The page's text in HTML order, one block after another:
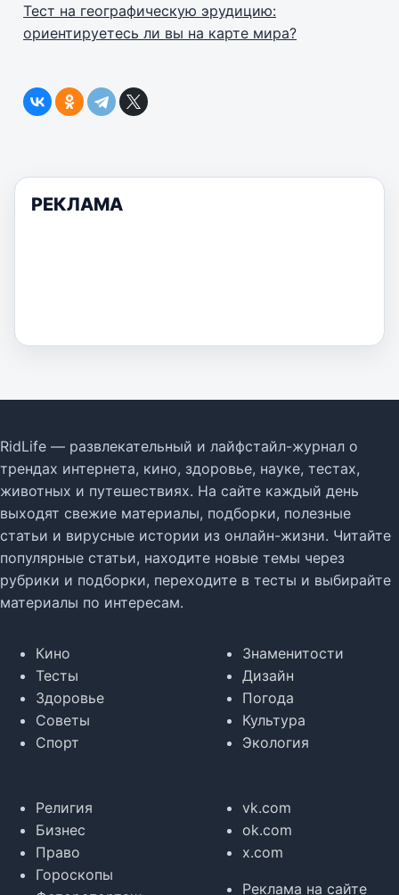
Тест на географическую эрудицию:
ориентируетесь ли вы на карте мира?
РЕКЛАМА
RidLife — развлекательный и лайфстайл-журнал о
трендах интернета, кино, здоровье, науке, тестах,
животных и путешествиях. На сайте каждый день
выходят свежие материалы, подборки, полезные
статьи и вирусные истории из онлайн-жизни. Читайте
популярные статьи, находите новые темы через
рубрики и подборки, переходите в тесты и выбирайте
материалы по интересам.
Кино
Тесты
Здоровье
Советы
Спорт
Знаменитости
Дизайн
Погода
Культура
Экология
Религия
Бизнес
Право
Гороскопы
vk.com
ok.com
x.com
Реклама на сайте